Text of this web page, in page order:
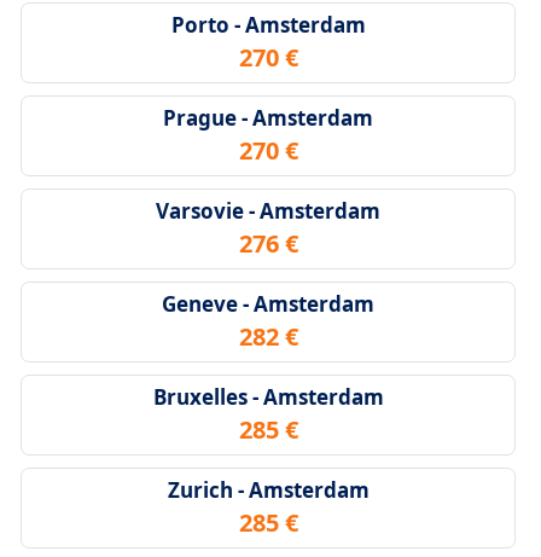
Porto - Amsterdam
270 €
Prague - Amsterdam
270 €
Varsovie - Amsterdam
276 €
Geneve - Amsterdam
282 €
Bruxelles - Amsterdam
285 €
Zurich - Amsterdam
285 €